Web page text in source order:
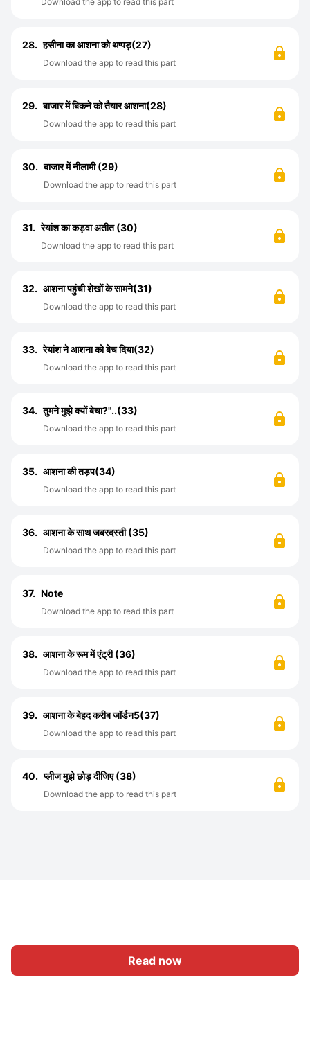
Read now
28. हसीना का आशना को थप्पड़(27)
Download the app to read this part
29. बाजार में बिकने को तैयार आशना(28)
Download the app to read this part
30. बाजार में नीलामी (29)
Download the app to read this part
31. रेयांश का कड़वा अतीत (30)
Download the app to read this part
32. आशना पहुंची शेखों के सामने(31)
Download the app to read this part
33. रेयांश ने आशना को बेच दिया(32)
Download the app to read this part
34. तुमने मुझे क्यों बेचा?"..(33)
Download the app to read this part
35. आशना की तड़प(34)
Download the app to read this part
36. आशना के साथ जबरदस्ती (35)
Download the app to read this part
37. Note
Download the app to read this part
38. आशना के रूम में एंट्री (36)
Download the app to read this part
39. आशना के बेहद करीब जॉर्डन5(37)
Download the app to read this part
40. प्लीज मुझे छोड़ दीजिए (38)
Download the app to read this part
Home Category Write Sign In